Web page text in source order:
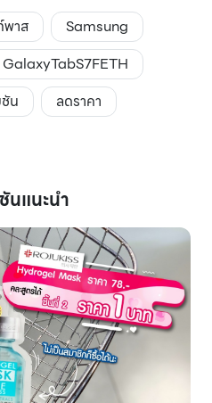
พาส
Samsung
GalaxyTabS7FETH
น
ลดราคา
นแนะนำ